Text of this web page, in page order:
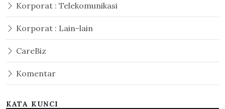
Korporat : Telekomunikasi
Korporat : Lain-lain
CareBiz
Komentar
KATA KUNCI